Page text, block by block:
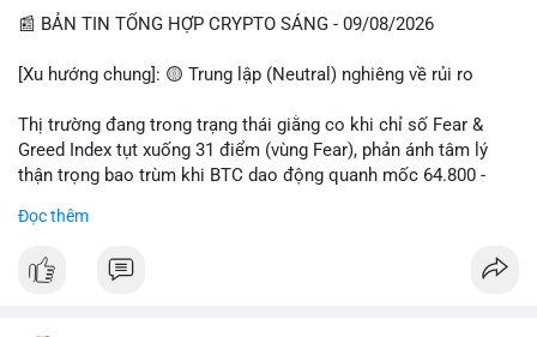
$btc $eth $sol $xrp
#vlikevn #titanbot
📰 Nguồn: Decrypt
📰 BẢN TIN TỔNG HỢP CRYPTO SÁNG - 09/08/2026
[Xu hướng chung]: 🟡 Trung lập (Neutral) nghiêng về rủi ro
Thị trường đang trong trạng thái giằng co khi chỉ số Fear &
Greed Index tụt xuống 31 điểm (vùng Fear), phản ánh tâm lý
thận trọng bao trùm khi BTC dao động quanh mốc 64.800 -
giao dịch BTC lớn được ghi nhận trong 24h qua, tổng trị giá
Đọc thêm